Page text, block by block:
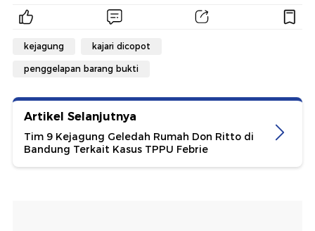
kejagung kajari dicopot
penggelapan barang bukti
Artikel Selanjutnya
Tim 9 Kejagung Geledah Rumah Don Ritto di
Bandung Terkait Kasus TPPU Febrie